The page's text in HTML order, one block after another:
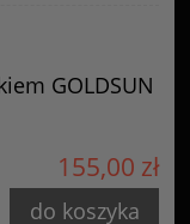
GOLDSUN
155,00 zł
do koszyka